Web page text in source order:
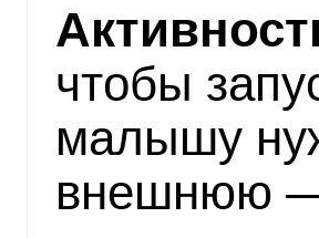
чтобы
малышу
внешнюю —